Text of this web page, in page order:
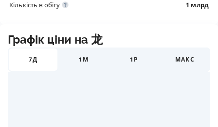
Кількість в обігу 1 млрд
Графік ціни на 龙
7Д 1М 1Р МАКС